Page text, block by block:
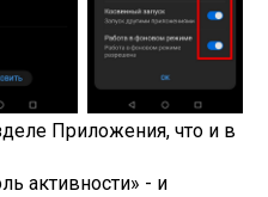
Приложения, что и в
активности» - и